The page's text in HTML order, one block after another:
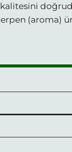
kalitesini
(aroma)